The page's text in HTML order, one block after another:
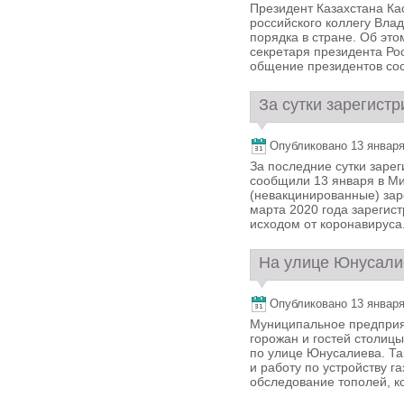
Президент Казахстана
российского коллегу
порядка в стране. Об
секретаря президента
общение президентов
За сутки
Опубликовано 13
За последние сутки
сообщили 13 января в
(невакцинированные)
марта 2020 года
исходом от
На улице
Опубликовано 13
Муниципальное
горожан и гостей
по улице Юнусалиева.
и работу по устройству
обследование тополей,